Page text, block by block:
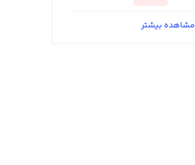
مشاهده بیشتر